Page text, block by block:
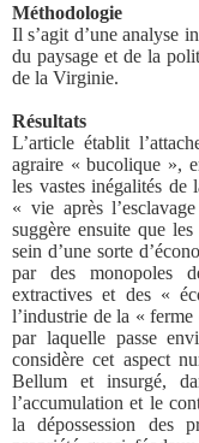
Méthodologie
Il s’agit d’une analyse
du paysage et de la
de la Virginie.
Résultats
L’article établit
agraire « bucolique »,
les vastes inégalités
« vie après
suggère ensuite que
sein d’une sorte
par des monopoles
extractives et des «
l’industrie de la « ferme
par laquelle passe
considère cet aspect
Bellum et insurgé,
l’accumulation et le
la dépossession des